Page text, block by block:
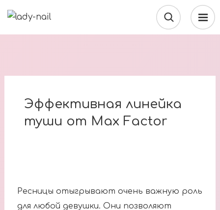
Эффективная линейка
туши от Max Factor
Ресницы отыгрывают очень важную роль
для любой девушки. Они позволяют